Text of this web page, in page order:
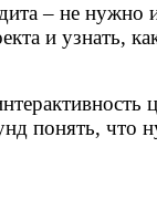
– не нужно
и узнать,
понять, что